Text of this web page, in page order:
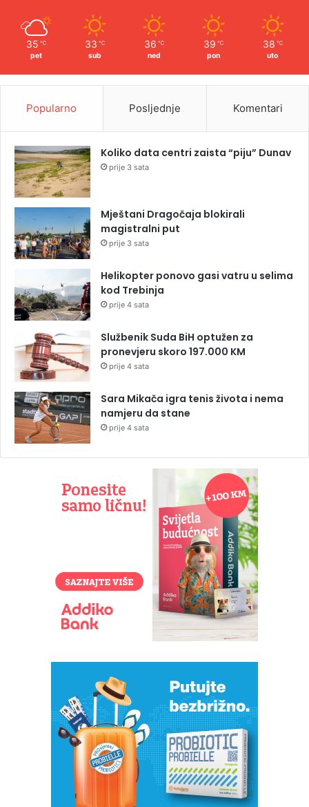
35 ℃
pet
33 ℃
sub
36 ℃
ned
39 ℃
pon
38 ℃
uto
Popularno Posljednje Komentari
Koliko data centri zaista “piju” Dunav
prije 3 sata
Mještani Dragočaja blokirali
magistralni put
prije 3 sata
Helikopter ponovo gasi vatru u selima
kod Trebinja
prije 4 sata
Službenik Suda BiH optužen za
pronevjeru skoro 197.000 KM
prije 4 sata
Sara Mikača igra tenis života i nema
namjeru da stane
prije 4 sata